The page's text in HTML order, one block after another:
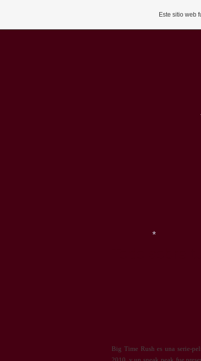
Big Time Rush es una serie-
Este sitio web